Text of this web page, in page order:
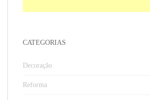
CATEGORIAS
Decoração
Reforma